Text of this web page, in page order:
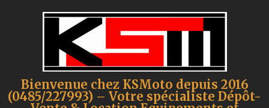
Bienvenue chez KSMoto depuis 2016
(0485/227993) – Votre spécialiste Dépôt-